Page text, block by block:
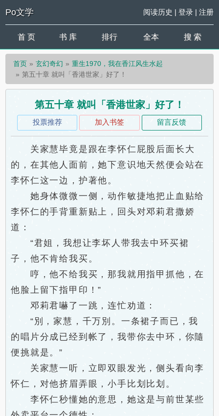
Po文学 阅读历史 | 登录| 注册
首 页 书 库 排行 全本 搜 索
首页 玄幻奇幻
重生1970，我在香江风生水起
第五十章 就叫「香港世家」好了！
第五十章 就叫「香港世家」好了！
投票推荐 加入书签 留言反馈
关家慧毕竟是跟在李怀仁屁股后面长大
的，在其他人面前，她下意识地天然便会站在
李怀仁这一边，护著他。
她身体微微一侧，动作敏捷地把止血贴给
李怀仁的手背重新贴上，回头对邓莉君撒娇
道：
“君姐，我想让李坏人带我去中环买裙
子，他不肯给我买。
哼，他不给我买，那我就用指甲抓他，在
他脸上留下指甲印！”
邓莉君嚇了一跳，连忙劝道：
“別，家慧，千万別。一条裙子而已，我
的唱片分成已经到帐了，我带你去中环，你隨
便挑就是。”
关家慧一听，立即双眼发光，侧头看向李
怀仁，对他挤眉弄眼，小手比划比划。
李怀仁秒懂她的意思，她这是与前世某些